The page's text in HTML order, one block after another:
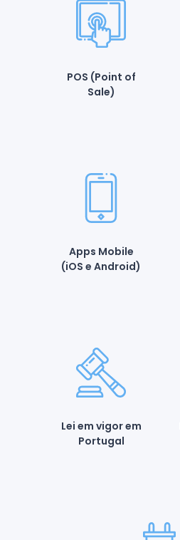
POS (Point of
Sale)
Apps Mobile
(iOS e Android)
Lei em vigor em
Portugal